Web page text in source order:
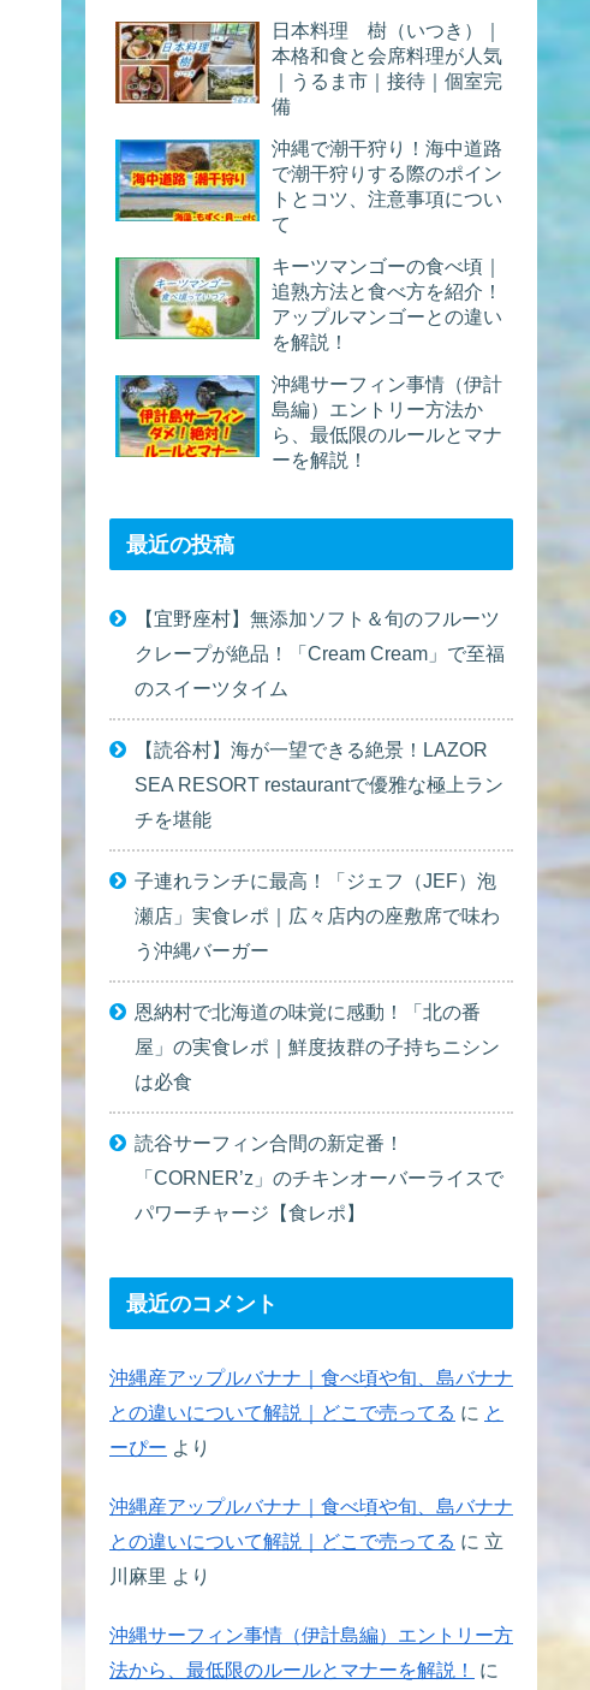
日本料理 樹（いつき）｜
本格和食と会席料理が人気
｜うるま市｜接待｜個室完
備
沖縄で潮干狩り！海中道路
で潮干狩りする際のポイン
トとコツ、注意事項につい
て
キーツマンゴーの食べ頃｜
追熟方法と食べ方を紹介！
アップルマンゴーとの違い
を解説！
沖縄サーフィン事情（伊計
島編）エントリー方法か
ら、最低限のルールとマナ
ーを解説！
最近の投稿
【宜野座村】無添加ソフト＆旬のフルーツ
クレープが絶品！「Cream Cream」で至福
のスイーツタイム
【読谷村】海が一望できる絶景！LAZOR
SEA RESORT restaurantで優雅な極上ラン
チを堪能
子連れランチに最高！「ジェフ（JEF）泡
瀬店」実食レポ｜広々店内の座敷席で味わ
う沖縄バーガー
恩納村で北海道の味覚に感動！「北の番
屋」の実食レポ｜鮮度抜群の子持ちニシン
は必食
読谷サーフィン合間の新定番！
「CORNER’z」のチキンオーバーライスで
パワーチャージ【食レポ】
最近のコメント
沖縄産アップルバナナ｜食べ頃や旬、島バナナ
との違いについて解説｜どこで売ってる に と
ーぴー より
沖縄産アップルバナナ｜食べ頃や旬、島バナナ
との違いについて解説｜どこで売ってる に 立
川麻里 より
沖縄サーフィン事情（伊計島編）エントリー方
法から、最低限のルールとマナーを解説！
に